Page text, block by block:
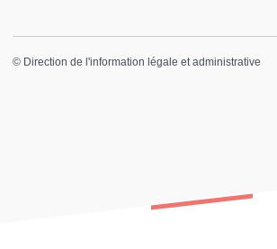
© Direction de l'information légale et administrative